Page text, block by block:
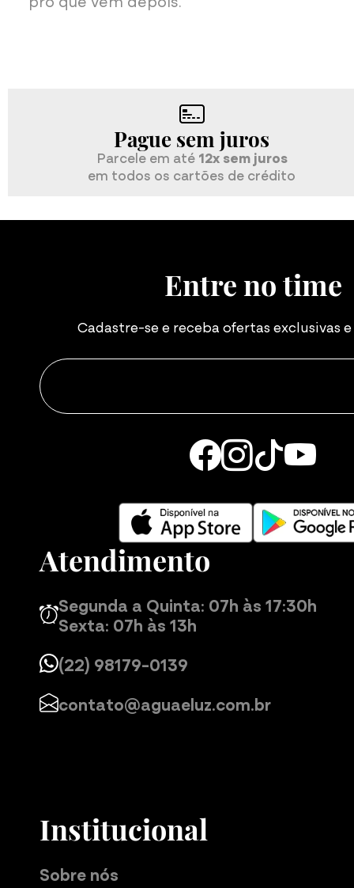
Desconto
10% offnas
Entre no time
Cadastre-se e receba ofertas exclusivas
Atendimento
Segunda a Quinta: 07h às 17:30h
Sexta: 07h às 13h
(22) 98179-0139
contato@aguaeluz.com.br
Institucional
Sobre nós